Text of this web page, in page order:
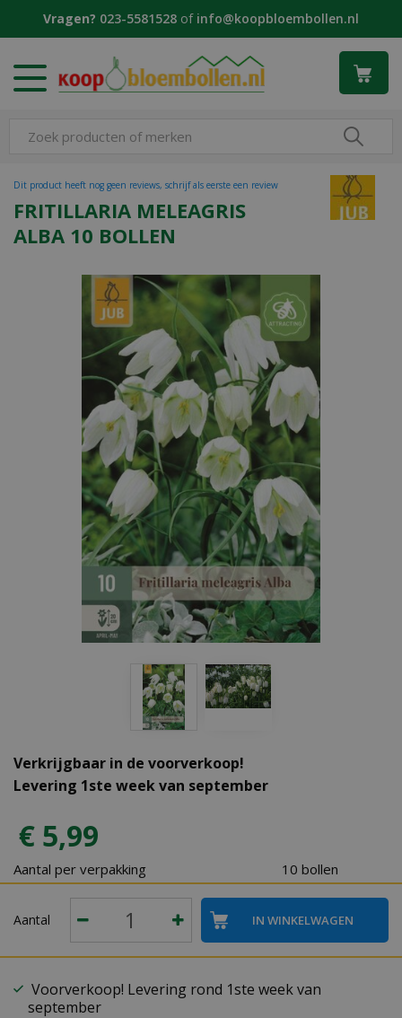
Vragen? 023-5581528 of info@koopbloembollen.nl
FRITILLARIA MELEAGRIS
ALBA 10 BOLLEN
Verkrijgbaar in de voorverkoop!
Levering 1ste week van september
Dit product heeft nog geen reviews, schrijf als eerste een review
€ 5,99
Aantal per verpakking 10 bollen
Aantal
Voorverkoop! Levering rond 1ste week van
september